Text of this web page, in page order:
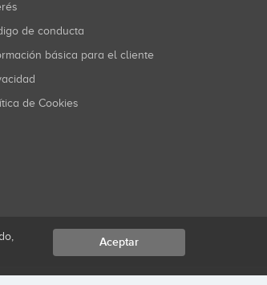
de conducta
básica para el cliente
de Cookies
Aceptar